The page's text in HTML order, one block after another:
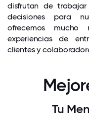
disfrutan de
decisiones para
ofrecemos mucho
experiencias de
clientes y
Tu